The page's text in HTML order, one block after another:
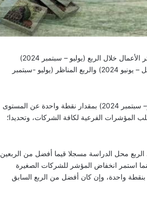
أعلن المركز المصري للدراسات الاقتصادية، اليوم الاثنين، نتائج مؤشر بارومتر الأعمال خلال الربع (يوليو – سبتمبر 2024)
وتوقعاته للربع (أكتوبر – ديسمبر 2024) مع مقارنة النتائج بالربع السابق (أبريل – يونيو 2024) والربع المناظر (يوليو -سبتمبر
وأظهرت نتائج الاستبيان ارتفاع مؤشر أداء الأعمال للربع محل الدراسة (يوليو– سبتمبر 2024) بمقدار نقطة واحدة عن المستوى
المؤشرات الفرعية لكافة الشركات، وتحديدا؛
للشركات الكبيرة المستوى المحايد بـ4 نقاط خلال الربع محل الدراسة مسجلا قيما أفضل من الربعين
استمر انخفاض المؤشر للشركات الصغيرة
واحدة، وإن كان أفضل من الربع السابق